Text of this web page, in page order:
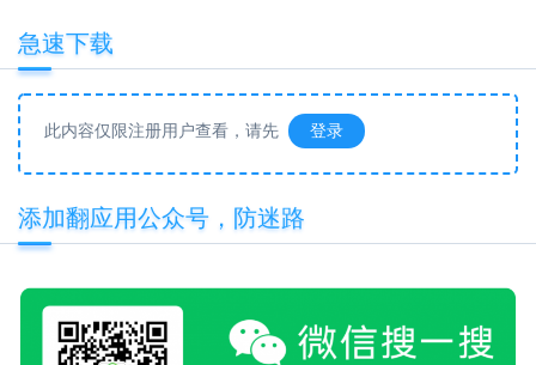
急速下载
此内容仅限注册用户查看，请先 登录
添加翻应用公众号，防迷路